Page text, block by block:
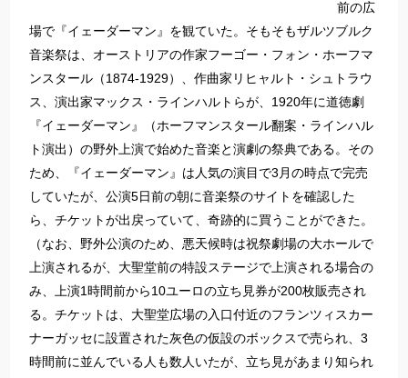
前の広
場で『イェーダーマン』を観ていた。そもそもザルツブルク
音楽祭は、オーストリアの作家フーゴー・フォン・ホーフマ
ンスタール（1874-1929）、作曲家リヒャルト・シュトラウ
ス、演出家マックス・ラインハルトらが、1920年に道徳劇
『イェーダーマン』（ホーフマンスタール翻案・ラインハル
ト演出）の野外上演で始めた音楽と演劇の祭典である。その
ため、『イェーダーマン』は人気の演目で3月の時点で完売
していたが、公演5日前の朝に音楽祭のサイトを確認した
ら、チケットが出戻っていて、奇跡的に買うことができた。
（なお、野外公演のため、悪天候時は祝祭劇場の大ホールで
上演されるが、大聖堂前の特設ステージで上演される場合の
み、上演1時間前から10ユーロの立ち見券が200枚販売され
る。チケットは、大聖堂広場の入口付近のフランツィスカー
ナーガッセに設置された灰色の仮設のボックスで売られ、3
時間前に並んでいる人も数人いたが、立ち見があまり知られ